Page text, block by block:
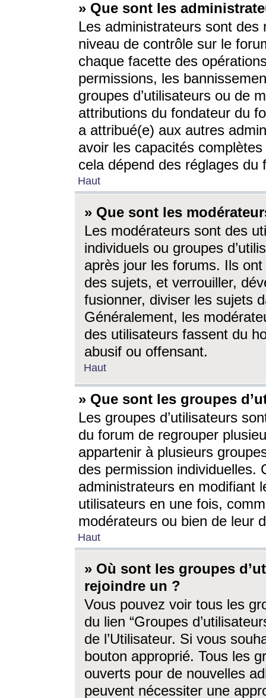
» Que sont les
Les administrateurs sont
niveau de contrôle sur le
chaque facette des
permissions, les
groupes d’utilisateurs ou de
attributions du fondateur du
a attribué(e) aux autres
avoir les capacités
cela dépend des réglages du
Haut
» Que sont les
Les modérateurs sont des
individuels ou groupes
après jour les forums. Ils ont
des sujets, et verrouiller,
fusionner, diviser les sujets
Généralement, les
des utilisateurs fassent du
abusif ou offensant.
Haut
» Que sont les groupes
Les groupes d’utilisateurs
du forum de regrouper
appartenir à plusieurs
des permission individuelles.
administrateurs en modifiant
utilisateurs en une fois,
modérateurs ou bien de leur
Haut
» Où sont les groupes
rejoindre un ?
Vous pouvez voir tous les
du lien “Groupes
de l’Utilisateur. Si vous
bouton approprié. Tous les
ouverts pour de nouvelles
peuvent nécessiter une